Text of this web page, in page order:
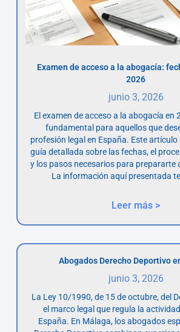
Examen de acceso a la abogacía:
2026
junio 3, 2026
El examen de acceso a la abogacía en
fundamental para aquellos que
profesión legal en España. Este
guía detallada sobre las fechas, el
y los pasos necesarios para prepararte
La información aquí presentada
Leer más >
Abogados Derecho Deportivo
junio 3, 2026
La Ley 10/1990, de 15 de octubre, del
el marco legal que regula la
España. En Málaga, los abogados